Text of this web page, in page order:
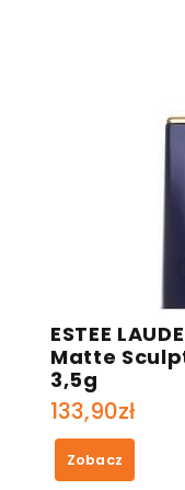
ESTEE
Matte
3,5g
133,90zł
Zobacz